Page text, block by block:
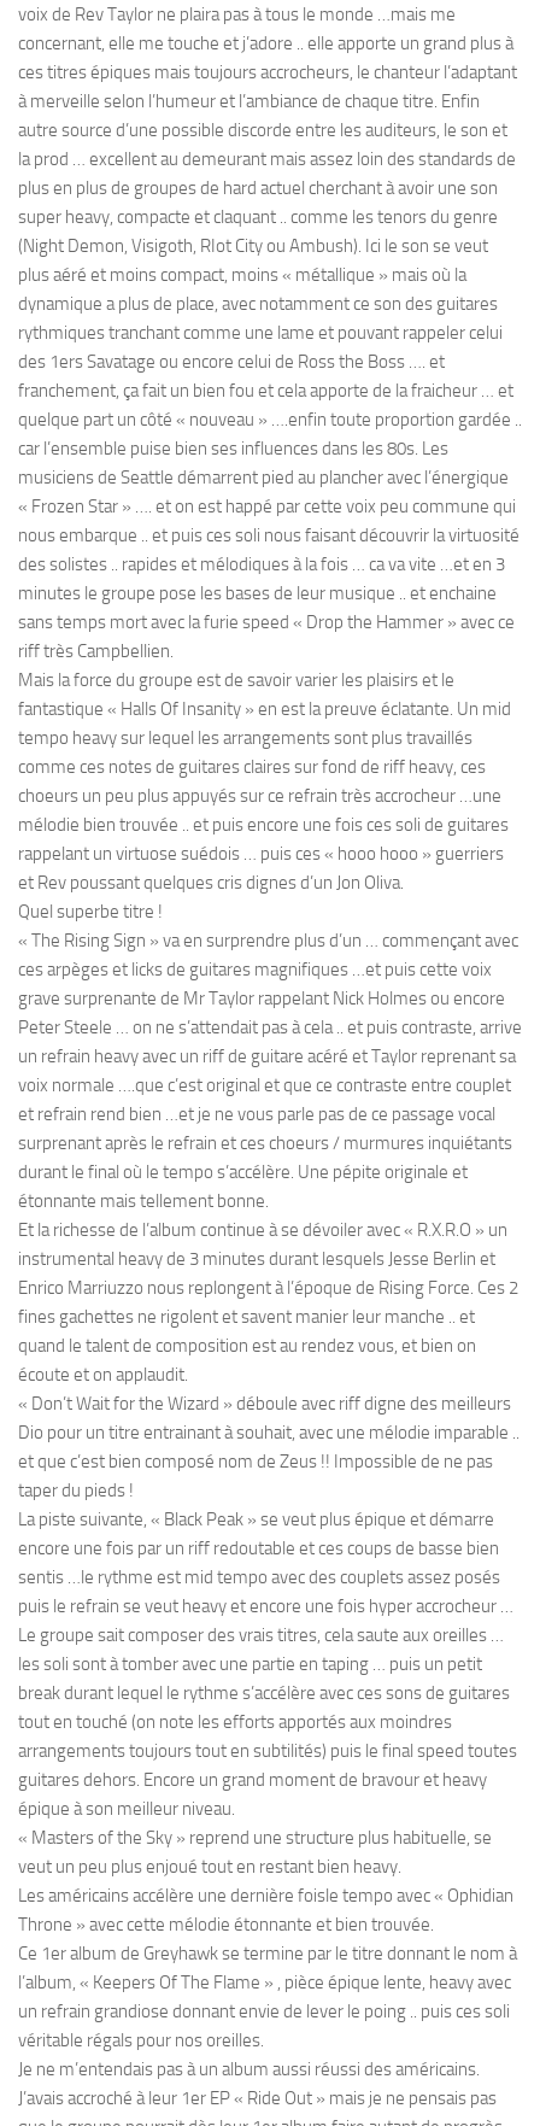
voix de Rev Taylor ne plaira pas à tous le monde …mais me
concernant, elle me touche et j’adore .. elle apporte un grand plus à
ces titres épiques mais toujours accrocheurs, le chanteur l’adaptant
à merveille selon l’humeur et l’ambiance de chaque titre. Enfin
autre source d’une possible discorde entre les auditeurs, le son et
la prod … excellent au demeurant mais assez loin des standards de
plus en plus de groupes de hard actuel cherchant à avoir une son
super heavy, compacte et claquant .. comme les tenors du genre
(Night Demon, Visigoth, RIot City ou Ambush). Ici le son se veut
plus aéré et moins compact, moins « métallique » mais où la
dynamique a plus de place, avec notamment ce son des guitares
rythmiques tranchant comme une lame et pouvant rappeler celui
des 1ers Savatage ou encore celui de Ross the Boss …. et
franchement, ça fait un bien fou et cela apporte de la fraicheur … et
quelque part un côté « nouveau » ….enfin toute proportion gardée ..
car l’ensemble puise bien ses influences dans les 80s. Les
musiciens de Seattle démarrent pied au plancher avec l’énergique
« Frozen Star » …. et on est happé par cette voix peu commune qui
nous embarque .. et puis ces soli nous faisant découvrir la virtuosité
des solistes .. rapides et mélodiques à la fois … ca va vite …et en 3
minutes le groupe pose les bases de leur musique .. et enchaine
sans temps mort avec la furie speed « Drop the Hammer » avec ce
riff très Campbellien.
Mais la force du groupe est de savoir varier les plaisirs et le
fantastique « Halls Of Insanity » en est la preuve éclatante. Un mid
tempo heavy sur lequel les arrangements sont plus travaillés
comme ces notes de guitares claires sur fond de riff heavy, ces
choeurs un peu plus appuyés sur ce refrain très accrocheur …une
mélodie bien trouvée .. et puis encore une fois ces soli de guitares
rappelant un virtuose suédois … puis ces « hooo hooo » guerriers
et Rev poussant quelques cris dignes d’un Jon Oliva.
Quel superbe titre !
« The Rising Sign » va en surprendre plus d’un … commençant avec
ces arpèges et licks de guitares magnifiques …et puis cette voix
grave surprenante de Mr Taylor rappelant Nick Holmes ou encore
Peter Steele … on ne s’attendait pas à cela .. et puis contraste, arrive
un refrain heavy avec un riff de guitare acéré et Taylor reprenant sa
voix normale ….que c’est original et que ce contraste entre couplet
et refrain rend bien …et je ne vous parle pas de ce passage vocal
surprenant après le refrain et ces choeurs / murmures inquiétants
durant le final où le tempo s’accélère. Une pépite originale et
étonnante mais tellement bonne.
Et la richesse de l’album continue à se dévoiler avec « R.X.R.O » un
instrumental heavy de 3 minutes durant lesquels Jesse Berlin et
Enrico Marriuzzo nous replongent à l’époque de Rising Force. Ces 2
fines gachettes ne rigolent et savent manier leur manche .. et
quand le talent de composition est au rendez vous, et bien on
écoute et on applaudit.
« Don’t Wait for the Wizard » déboule avec riff digne des meilleurs
Dio pour un titre entrainant à souhait, avec une mélodie imparable ..
et que c’est bien composé nom de Zeus !! Impossible de ne pas
taper du pieds !
La piste suivante, « Black Peak » se veut plus épique et démarre
encore une fois par un riff redoutable et ces coups de basse bien
sentis …le rythme est mid tempo avec des couplets assez posés
puis le refrain se veut heavy et encore une fois hyper accrocheur …
Le groupe sait composer des vrais titres, cela saute aux oreilles …
les soli sont à tomber avec une partie en taping … puis un petit
break durant lequel le rythme s’accélère avec ces sons de guitares
tout en touché (on note les efforts apportés aux moindres
arrangements toujours tout en subtilités) puis le final speed toutes
guitares dehors. Encore un grand moment de bravour et heavy
épique à son meilleur niveau.
« Masters of the Sky » reprend une structure plus habituelle, se
veut un peu plus enjoué tout en restant bien heavy.
Les américains accélère une dernière foisle tempo avec « Ophidian
Throne » avec cette mélodie étonnante et bien trouvée.
Ce 1er album de Greyhawk se termine par le titre donnant le nom à
l’album, « Keepers Of The Flame » , pièce épique lente, heavy avec
un refrain grandiose donnant envie de lever le poing .. puis ces soli
véritable régals pour nos oreilles.
Je ne m’entendais pas à un album aussi réussi des américains.
J’avais accroché à leur 1er EP « Ride Out » mais je ne pensais pas